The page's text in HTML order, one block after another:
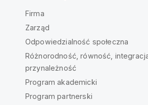
Firma
Zarząd
Odpowiedzialność społeczna
Różnorodność, równość,
przynależność
Program akademicki
Program partnerski